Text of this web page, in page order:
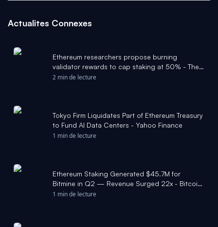
Actualites Connexes
Ethereum researchers propose burning
validator rewards to cap staking at 50% - The
Block
2 min de lecture
Tokyo Firm Liquidates Part of Ethereum Treasury
to Fund AI Data Centers - Yahoo Finance
1 min de lecture
Ethereum Staking Generated $45.7M for
Bitmine in Q2 — Revenue Surged 22x - Bitcoin
Foundation
1 min de lecture